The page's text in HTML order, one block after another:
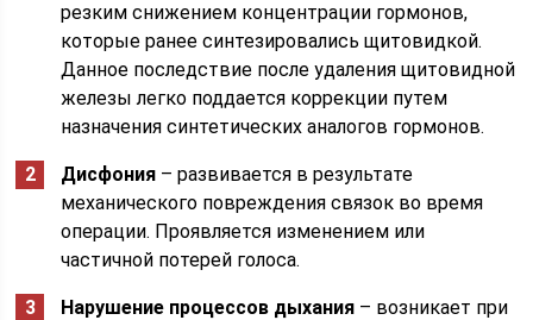
резким снижением концентрации гормонов,
которые ранее синтезировались щитовидкой.
Данное последствие после удаления щитовидной
железы легко поддается коррекции путем
назначения синтетических аналогов гормонов.
Дисфония – развивается в результате
механического повреждения связок во время
операции. Проявляется изменением или
частичной потерей голоса.
Нарушение процессов дыхания – возникает при